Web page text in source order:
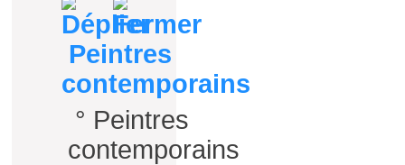
Peintres
contemporains
° Peintres
contemporains